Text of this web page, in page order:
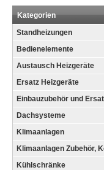
Kategorien
Standheizungen
Bedienelemente
Austausch Heizgeräte
Ersatz Heizgeräte
Einbauzubehör und
Dachsysteme
Klimaanlagen
Klimaanlagen Zubehör,
Kühlschränke